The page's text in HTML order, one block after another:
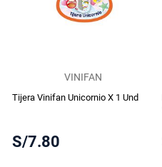
VINIFAN
Tijera Vinifan Unicornio X 1 Und
S/7.80